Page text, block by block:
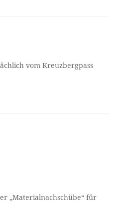
vom Kreuzbergpass
„Materialnachschübe“ für